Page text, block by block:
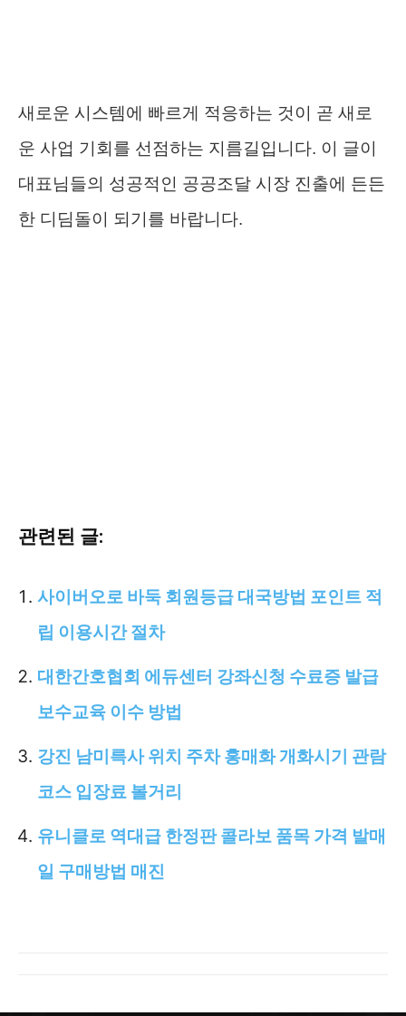
새로운 시스템에 빠르게 적응하는 것이 곧 새로
운 사업 기회를 선점하는 지름길입니다. 이 글이
대표님들의 성공적인 공공조달 시장 진출에 든든
한 디딤돌이 되기를 바랍니다.
관련된 글:
사이버오로 바둑 회원등급 대국방법 포인트 적
립 이용시간 절차
대한간호협회 에듀센터 강좌신청 수료증 발급
보수교육 이수 방법
강진 남미륵사 위치 주차 홍매화 개화시기 관람
코스 입장료 볼거리
유니클로 역대급 한정판 콜라보 품목 가격 발매
일 구매방법 매진